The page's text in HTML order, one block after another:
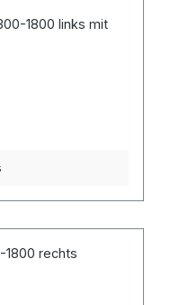
1800 links mit